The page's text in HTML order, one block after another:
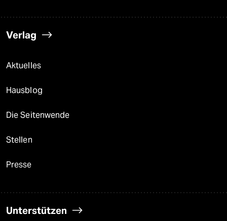
Verlag
Aktuelles
Hausblog
Die Seitenwende
Stellen
Presse
Unterstützen